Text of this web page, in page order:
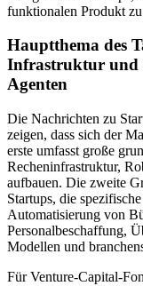
funktionalen Produkt
Hauptthema des
Infrastruktur und
Agenten
Die Nachrichten zu
zeigen, dass sich der
erste umfasst große
Recheninfrastruktur,
aufbauen. Die zweite
Startups, die
Automatisierung von
Personalbeschaffung,
Modellen und
Für Venture-Capital-